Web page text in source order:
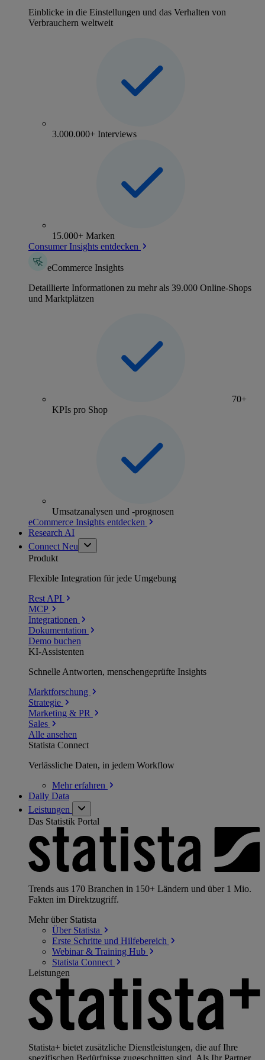
Einblicke in die Einstellungen und das Verhalten von
Verbrauchern weltweit
3.000.000+ Interviews
15.000+ Marken
Consumer Insights entdecken
eCommerce Insights
Detaillierte Informationen zu mehr als 39.000 Online-Shops
und Marktplätzen
70+
KPIs pro Shop
Umsatzanalysen und -prognosen
eCommerce Insights entdecken
Research AI
Connect Neu
Produkt
Flexible Integration für jede Umgebung
Rest API
MCP
Integrationen
Dokumentation
Demo buchen
KI-Assistenten
Schnelle Antworten, menschengeprüfte Insights
Marktforschung
Strategie
Marketing & PR
Sales
Alle ansehen
Statista Connect
Verlässliche Daten, in jedem Workflow
Mehrerfahren
Daily Data
Leistungen
Das Statistik Portal
Trends aus 170 Branchen in 150+ Ländern und über 1 Mio.
Fakten im Direktzugriff.
Mehr über Statista
Über Statista
Erste Schritte und Hilfebereich
Webinar & Training Hub
Statista Connect
Leistungen
Statista+ bietet zusätzliche Dienstleistungen, die auf Ihre
spezifischen Bedürfnisse zugeschnitten sind. Als Ihr Partner